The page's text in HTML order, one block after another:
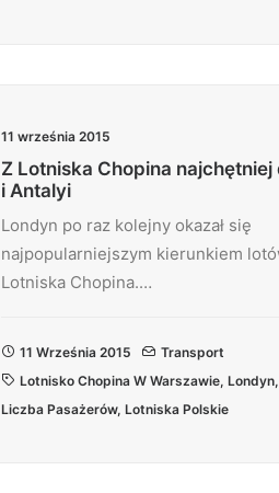
11 września 2015
Z Lotniska Chopina najchętniej
i Antalyi
Londyn po raz kolejny okazał się
najpopularniejszym kierunkiem
Lotniska Chopina.…
11 Września 2015
Transport
Lotnisko Chopina W Warszawie, Londyn,
Liczba Pasażerów, Lotniska Polskie